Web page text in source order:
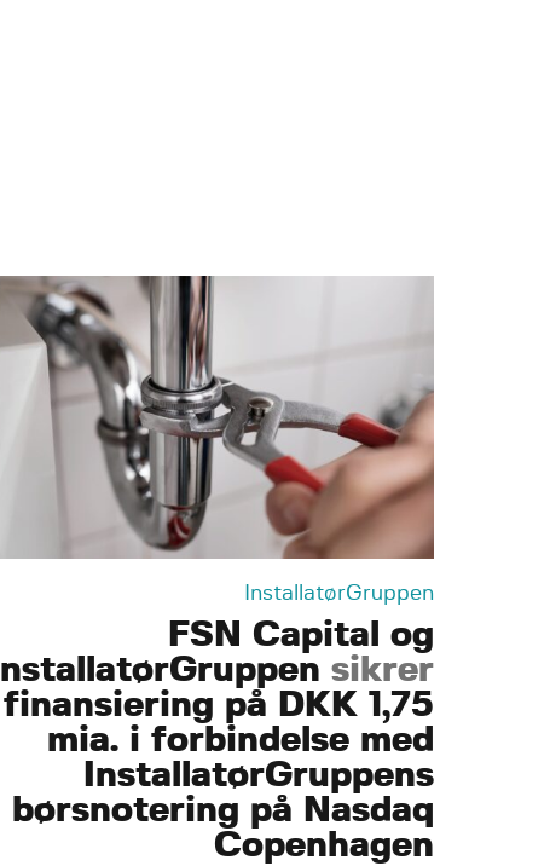
InstallatørGruppen
FSN Capital og
InstallatørGruppen sikrer
finansiering på DKK 1,75
mia. i forbindelse med
InstallatørGruppens
børsnotering på Nasdaq
Copenhagen